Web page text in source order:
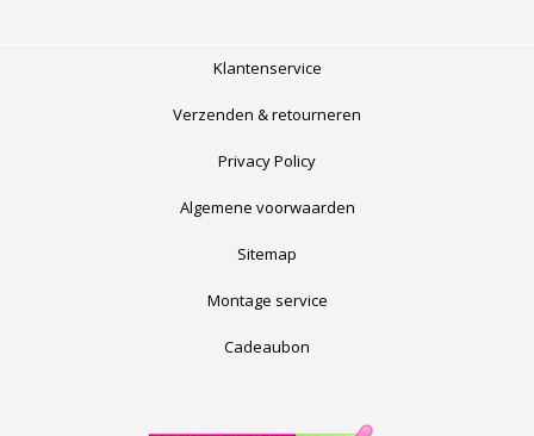
Klantenservice
Verzenden & retourneren
Privacy Policy
Algemene voorwaarden
Sitemap
Montage service
Cadeaubon